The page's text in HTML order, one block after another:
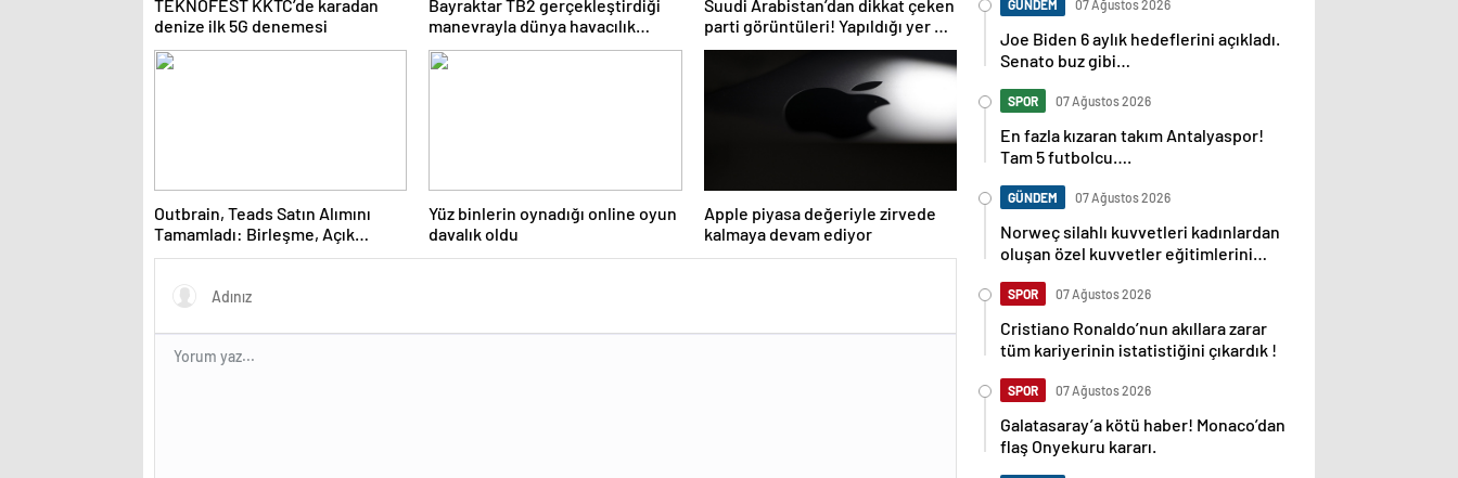
TEKNOFEST KKTC’de karadan
denize ilk 5G denemesi
Bayraktar TB2 gerçekleştirdiği
manevrayla dünya havacılık
tarihine geçti
Suudi Arabistan’dan dikkat çeken
parti görüntüleri! Yapıldığı yer de
bir o kadar ilginç
Outbrain, Teads Satın Alımını
Tamamladı: Birleşme, Açık
İnternet için Tüm Kanallarda
Oluşturuyor
Yüz binlerin oynadığı online oyun
davalık oldu
Apple piyasa değeriyle zirvede
kalmaya devam ediyor
GÜNDEM 07 Ağustos 2026
Joe Biden 6 aylık hedeflerini açıkladı.
Senato buz gibi…
SPOR 07 Ağustos 2026
En fazla kızaran takım Antalyaspor!
Tam 5 futbolcu….
GÜNDEM 07 Ağustos 2026
Norweç silahlı kuvvetleri kadınlardan
oluşan özel kuvvetler eğitimlerini
SPOR 07 Ağustos 2026
Cristiano Ronaldo’nun akıllara zarar
tüm kariyerinin istatistiğini çıkardık !
SPOR 07 Ağustos 2026
Galatasaray’a kötü haber! Monaco’dan
flaş Onyekuru kararı.